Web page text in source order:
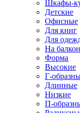
Шкафы-
Детские
Офисные
Для книг
Для
На балкон
Форма
Высокие
Г-
Длинные
Низкие
П-